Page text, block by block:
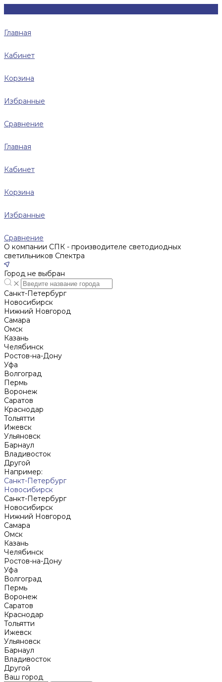
Главная
Кабинет
Корзина
Избранные
Сравнение
Главная
Кабинет
Корзина
Избранные
Сравнение
О компании СПК - производителе светодиодных
светильников Спектра
Город не выбран
Санкт-Петербург
Новосибирск
Нижний Новгород
Cамара
Омск
Казань
Челябинск
Ростов-на-Дону
Уфа
Волгоград
Пермь
Воронеж
Саратов
Краснодар
Тольятти
Ижевск
Ульяновск
Барнаул
Владивосток
Другой
Например:
Санкт-Петербург
Новосибирск
Санкт-Петербург
Новосибирск
Нижний Новгород
Cамара
Омск
Казань
Челябинск
Ростов-на-Дону
Уфа
Волгоград
Пермь
Воронеж
Саратов
Краснодар
Тольятти
Ижевск
Ульяновск
Барнаул
Владивосток
Другой
Ваш город